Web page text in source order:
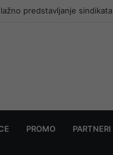
predstavljanje sindikata
PROMO PARTNERI